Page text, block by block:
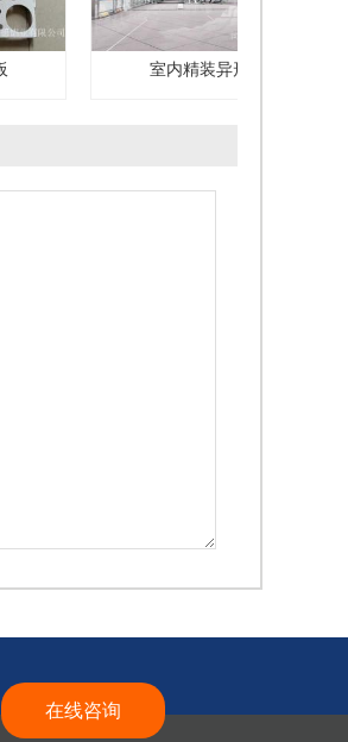
在线咨询
室内精装异形板